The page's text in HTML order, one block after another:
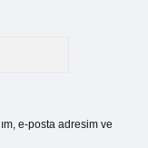
e-posta adresim ve